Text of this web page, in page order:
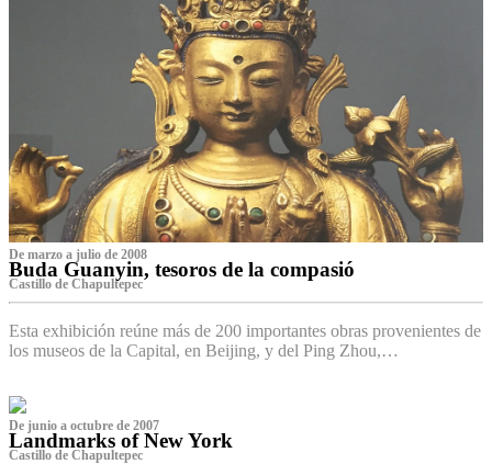
De marzo a julio de 2008
Buda Guanyin, tesoros de la compasió
Castillo de Chapultepec
Esta exhibición reúne más de 200 importantes obras provenientes de
los museos de la Capital, en Beijing, y del Ping Zhou,…
De junio a octubre de 2007
Landmarks of New York
Castillo de Chapultepec